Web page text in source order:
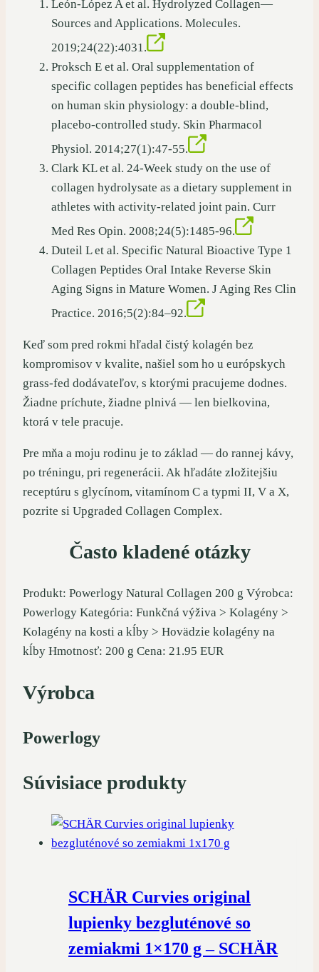
León-López A et al. Hydrolyzed Collagen—
Sources and Applications. Molecules.
2019;24(22):4031.
Proksch E et al. Oral supplementation of
specific collagen peptides has beneficial effects
on human skin physiology: a double-blind,
placebo-controlled study. Skin Pharmacol
Physiol. 2014;27(1):47-55.
Clark KL et al. 24-Week study on the use of
collagen hydrolysate as a dietary supplement in
athletes with activity-related joint pain. Curr
Med Res Opin. 2008;24(5):1485-96.
Duteil L et al. Specific Natural Bioactive Type 1
Collagen Peptides Oral Intake Reverse Skin
Aging Signs in Mature Women. J Aging Res Clin
Practice. 2016;5(2):84–92.
Keď som pred rokmi hľadal čistý kolagén bez
kompromisov v kvalite, našiel som ho u európskych
grass-fed dodávateľov, s ktorými pracujeme dodnes.
Žiadne príchute, žiadne plnivá — len bielkovina,
ktorá v tele pracuje.
Pre mňa a moju rodinu je to základ — do rannej kávy,
po tréningu, pri regenerácii. Ak hľadáte zložitejšiu
receptúru s glycínom, vitamínom C a typmi II, V a X,
pozrite si Upgraded Collagen Complex.
Často kladené otázky
Produkt: Powerlogy Natural Collagen 200 g Výrobca:
Powerlogy Kategória: Funkčná výživa > Kolagény >
Kolagény na kosti a kĺby > Hovädzie kolagény na
kĺby Hmotnosť: 200 g Cena: 21.95 EUR
Výrobca
Powerlogy
Súvisiace produkty
SCHÄR Curvies original
lupienky bezgluténové so
zemiakmi 1×170 g – SCHÄR